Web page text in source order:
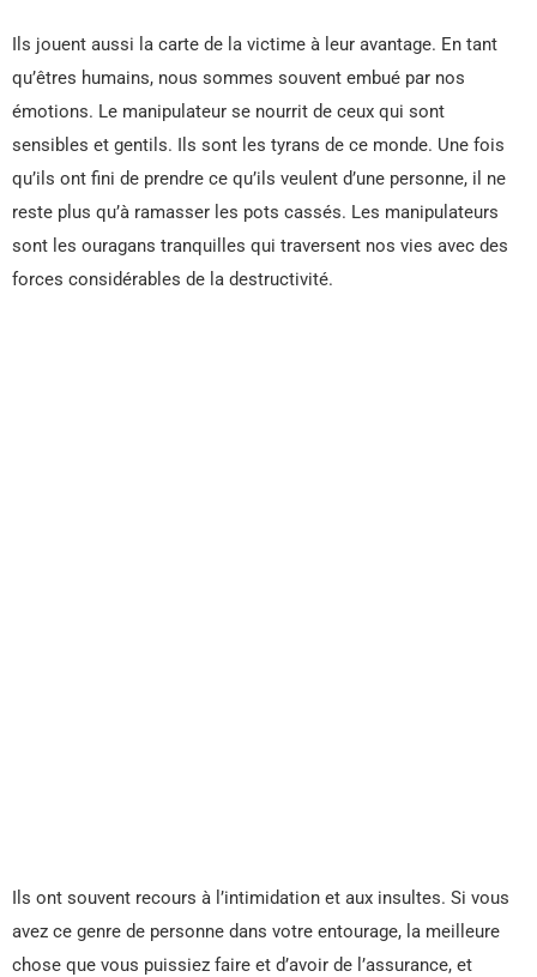
Ils jouent aussi la carte de la victime à leur avantage. En tant
qu’êtres humains, nous sommes souvent embué par nos
émotions. Le manipulateur se nourrit de ceux qui sont
sensibles et gentils. Ils sont les tyrans de ce monde. Une fois
qu’ils ont fini de prendre ce qu’ils veulent d’une personne, il ne
reste plus qu’à ramasser les pots cassés. Les manipulateurs
sont les ouragans tranquilles qui traversent nos vies avec des
forces considérables de la destructivité.
Ils ont souvent recours à l’intimidation et aux insultes. Si vous
avez ce genre de personne dans votre entourage, la meilleure
chose que vous puissiez faire et d’avoir de l’assurance, et